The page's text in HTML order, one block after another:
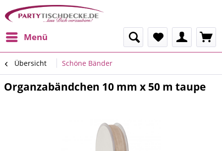
Menü
Übersicht Schöne Bänder
Organzabändchen 10 mm x 50 m taupe